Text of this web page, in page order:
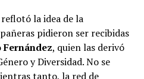
la idea de la
pidieron ser recibidas
, quien las derivó
y Diversidad. No se
tanto, la red de